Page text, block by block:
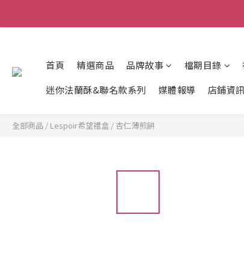
首頁 精選商品 品牌故事 檔期目錄
迷你法蘭酥&聯名款系列
媒體報導 店鋪資訊
全部商品 / Lespoir希望禮盒 / 杏仁薄煎餅